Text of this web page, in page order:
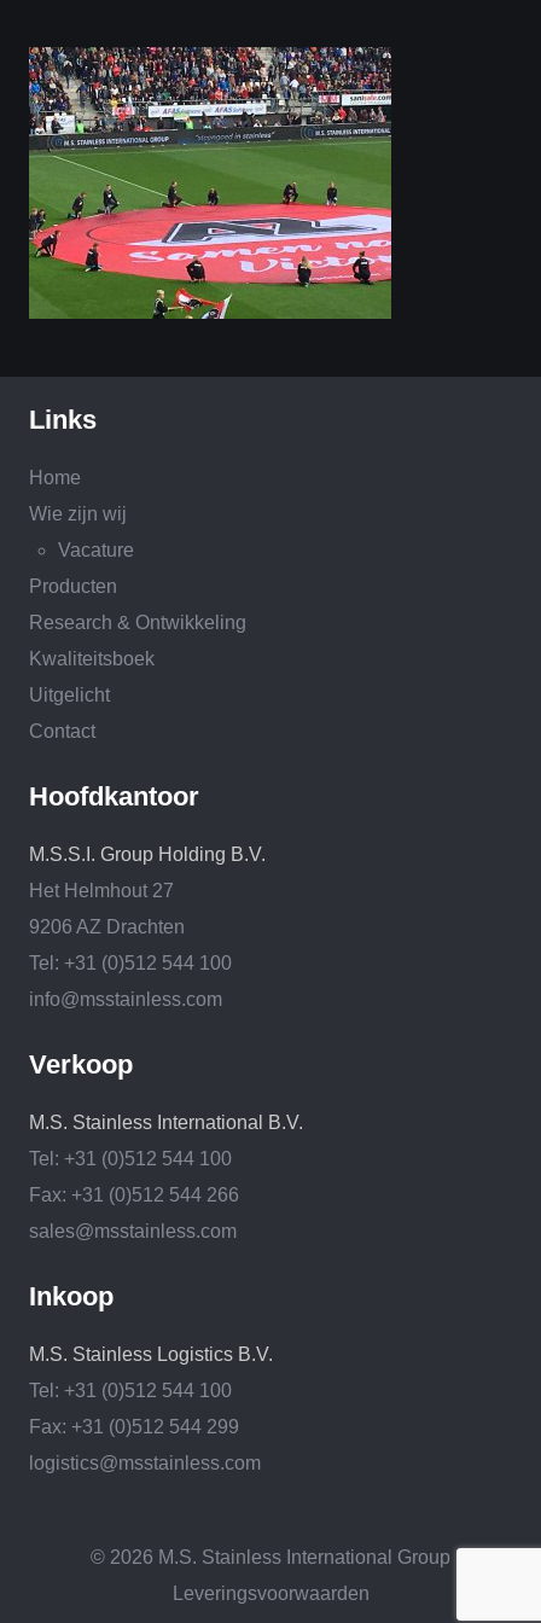
Links
Home
Wie zijn wij
Vacature
Producten
Research & Ontwikkeling
Kwaliteitsboek
Uitgelicht
Contact
Hoofdkantoor
M.S.S.I. Group Holding B.V.
Het Helmhout 27
9206 AZ Drachten
Tel: +31 (0)512 544 100
info@msstainless.com
Verkoop
M.S. Stainless International B.V.
Tel: +31 (0)512 544 100
Fax: +31 (0)512 544 266
sales@msstainless.com
Inkoop
M.S. Stainless Logistics B.V.
Tel: +31 (0)512 544 100
Fax: +31 (0)512 544 299
logistics@msstainless.com
© 2026 M.S. Stainless International Group
Leveringsvoorwaarden